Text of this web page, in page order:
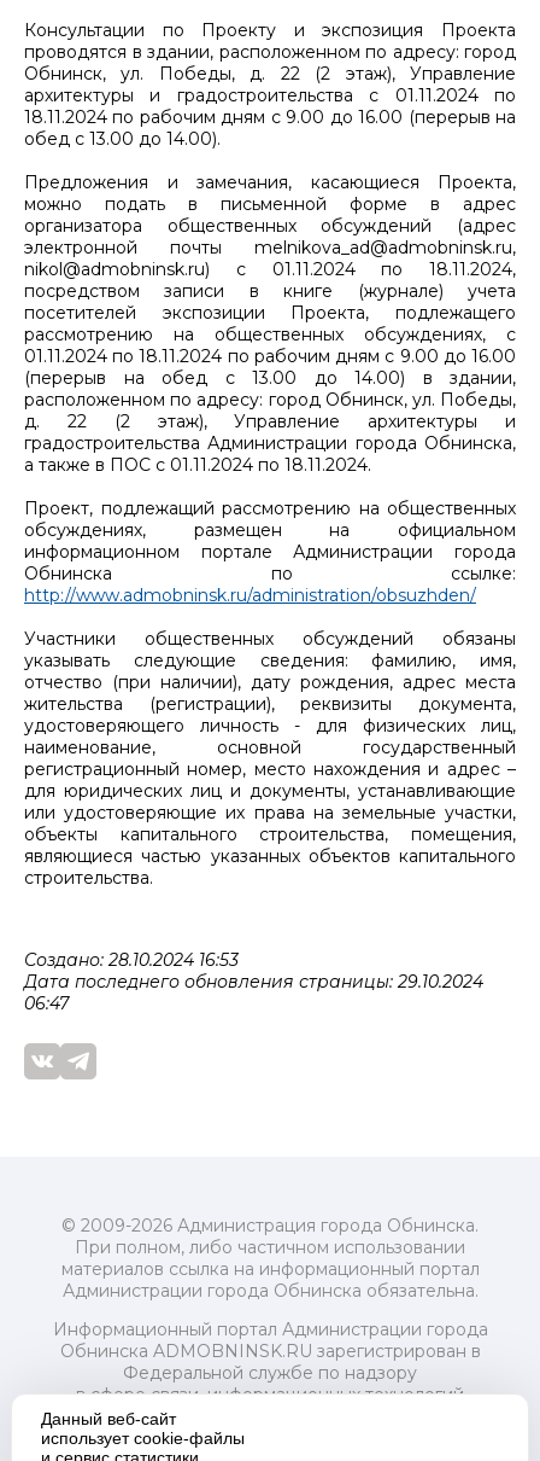
Консультации по Проекту и экспозиция Проекта
проводятся в здании, расположенном по адресу: город
Обнинск, ул. Победы, д. 22 (2 этаж), Управление
архитектуры и градостроительства с 01.11.2024 по
18.11.2024 по рабочим дням с 9.00 до 16.00 (перерыв на
обед с 13.00 до 14.00).
Предложения и замечания, касающиеся Проекта,
можно подать в письменной форме в адрес
организатора общественных обсуждений (адрес
электронной почты melnikova_ad@admobninsk.ru,
nikol@admobninsk.ru) с 01.11.2024 по 18.11.2024,
посредством записи в книге (журнале) учета
посетителей экспозиции Проекта, подлежащего
рассмотрению на общественных обсуждениях, с
01.11.2024 по 18.11.2024 по рабочим дням с 9.00 до 16.00
(перерыв на обед с 13.00 до 14.00) в здании,
расположенном по адресу: город Обнинск, ул. Победы,
д. 22 (2 этаж), Управление архитектуры и
градостроительства Администрации города Обнинска,
а также в ПОС с 01.11.2024 по 18.11.2024.
Проект, подлежащий рассмотрению на общественных
обсуждениях, размещен на официальном
информационном портале Администрации города
Обнинска по ссылке:
http://www.admobninsk.ru/administration/obsuzhden/
Участники общественных обсуждений обязаны
указывать следующие сведения: фамилию, имя,
отчество (при наличии), дату рождения, адрес места
жительства (регистрации), реквизиты документа,
удостоверяющего личность - для физических лиц,
наименование, основной государственный
регистрационный номер, место нахождения и адрес –
для юридических лиц и документы, устанавливающие
или удостоверяющие их права на земельные участки,
объекты капитального строительства, помещения,
являющиеся частью указанных объектов капитального
строительства.
Создано: 28.10.2024 16:53
Дата последнего обновления страницы: 29.10.2024
06:47
© 2009-2026 Администрация города Обнинска.
При полном, либо частичном использовании
материалов ссылка на информационный портал
Администрации города Обнинска обязательна.
Информационный портал Администрации города
Обнинска ADMOBNINSK.RU зарегистрирован в
Федеральной службе по надзору
в сфере связи, информационных технологий
и массовых коммуникаций (Роскомнадзор) 24 июля
2018 года.
Данный веб-сайт
использует cookie-файлы